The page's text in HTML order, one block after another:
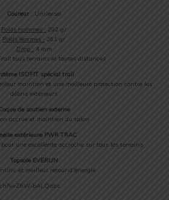
Coureur: Universel
Poids hommes : 292 gr
Poids femmes : 261 gr
Drop : 4 mm
tous terrains et toutes distances
ISOFIT spécial trail
maintien et une meilleure protection contre les
débris extérieurs
de soutien externe
accrue et maintien du talon
extérieure PWR TRAC
une excellente accroche sur tous les terrains
Topsole EVERUN
et meilleur retour d’énergie
bALQabs